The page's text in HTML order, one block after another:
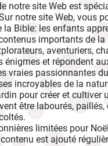
notre site Web est
notre site Web, vous
la Bible: les enfants
importants de
aventuriers,
énigmes et répondent
vraies passionnantes
incroyables de la
pour créer et cultiver
être labourés, paillés,
limitées pour
est ajouté